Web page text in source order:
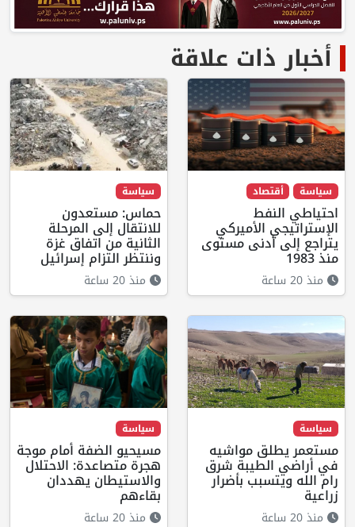
أخبار ذات علاقة
سياسة أقتصاد
احتياطي النفط
الإستراتيجي الأميركي
يتراجع إلى أدنى مستوى
منذ 1983
منذ 20 ساعة
سياسة
حماس: مستعدون
للانتقال إلى المرحلة
الثانية من اتفاق غزة
وننتظر التزام إسرائيل
منذ 20 ساعة
سياسة
مستعمر يطلق مواشيه
في أراضي الطيبة شرق
رام الله ويتسبب بأضرار
زراعية
منذ 20 ساعة
سياسة
مسيحيو الضفة أمام موجة
هجرة متصاعدة: الاحتلال
والاستيطان يهددان
بقاءهم
منذ 20 ساعة